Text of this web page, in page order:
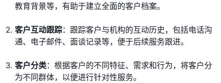
教育背景等，有助于建立全面的客户档案。
客户互动跟踪：跟踪客户与机构的互动历史，包括电话沟
通、电子邮件、面谈记录等，便于后续服务跟进。
客户分类：根据客户的不同特征、需求和行为，将客户分
为不同群体，以便进行针对性服务。